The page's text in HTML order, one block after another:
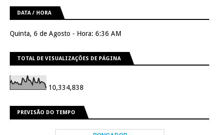
DATA / HORA
Quinta, 6 de Agosto - Hora: 6:36 AM
TOTAL DE VISUALIZAÇÕES DE PÁGINA
10,334,838
PREVISÃO DO TEMPO